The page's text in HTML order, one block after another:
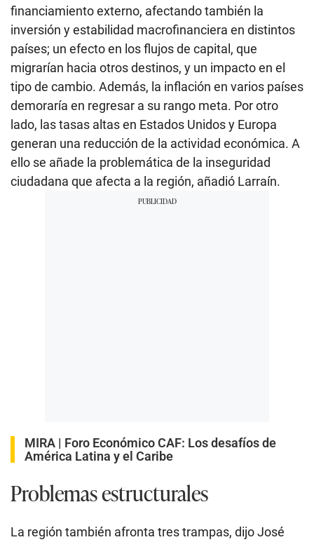
financiamiento externo, afectando también la
inversión y estabilidad macrofinanciera en distintos
países; un efecto en los flujos de capital, que
migrarían hacia otros destinos, y un impacto en el
tipo de cambio. Además, la inflación en varios países
demoraría en regresar a su rango meta. Por otro
lado, las tasas altas en Estados Unidos y Europa
generan una reducción de la actividad económica. A
ello se añade la problemática de la inseguridad
ciudadana que afecta a la región, añadió Larraín.
MIRA | Foro Económico CAF: Los desafíos de
América Latina y el Caribe
Problemas estructurales
La región también afronta tres trampas, dijo José